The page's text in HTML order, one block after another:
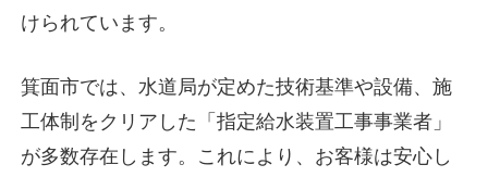
けられています。
箕面市では、水道局が定めた技術基準や設備、施
工体制をクリアした「指定給水装置工事事業者」
が多数存在します。これにより、お客様は安心し